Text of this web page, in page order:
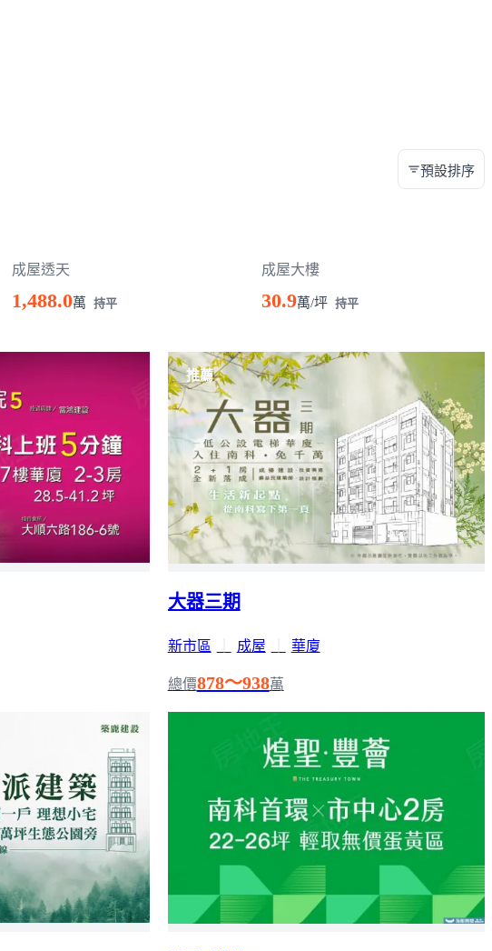
預設排序
成屋透天
1,488.0萬 持平
成屋大樓
30.9萬/坪 持平
推薦
大器三期
新市區 成屋 華廈
總價878～938萬